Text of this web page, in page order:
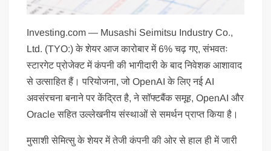
Investing.com — Musashi Seimitsu IndustryCo.,
Ltd. (TYO:) के शेयर आज कारोबार में 6% चढ़ गए, संभवतः
स्टारगेट प्रोजेक्ट में कंपनी की भागीदारी के बाद निवेशक आशावाद
से उत्साहित हैं। परियोजना, जो OpenAI के लिए नई AI
अवसंरचना बनाने पर केंद्रित है, ने सॉफ्टबैंक समूह, OpenAI और
Oracle सहित उल्लेखनीय संस्थाओं से समर्थन प्राप्त किया है।
मुसाशी सेमित्सु के शेयर में तेजी कंपनी की ओर से हाल ही में जारी